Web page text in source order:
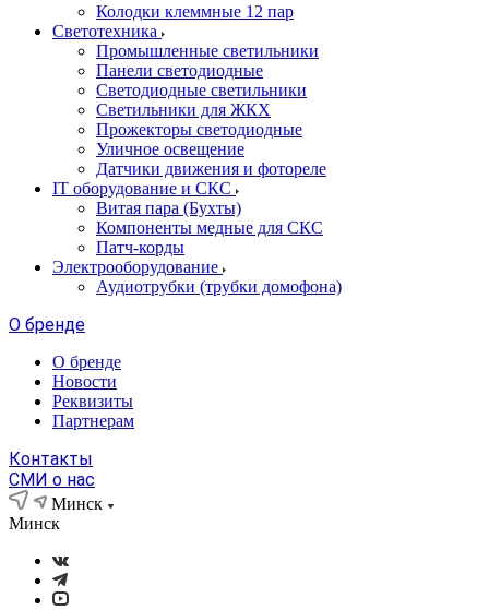
Колодки клеммные 12 пар
Светотехника
Промышленные светильники
Панели светодиодные
Светодиодные светильники
Светильники для ЖКХ
Прожекторы светодиодные
Уличное освещение
Датчики движения и фотореле
IT оборудование и СКС
Витая пара (Бухты)
Компоненты медные для СКС
Патч-корды
Электрооборудование
Аудиотрубки (трубки домофона)
О бренде
О бренде
Новости
Реквизиты
Партнерам
Контакты
СМИ о нас
Минск
Минск